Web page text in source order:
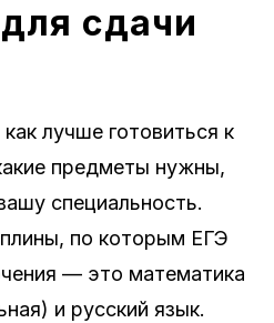
сдачи
лучше готовиться к
предметы нужны,
специальность.
по которым ЕГЭ
— это математика
и русский язык.